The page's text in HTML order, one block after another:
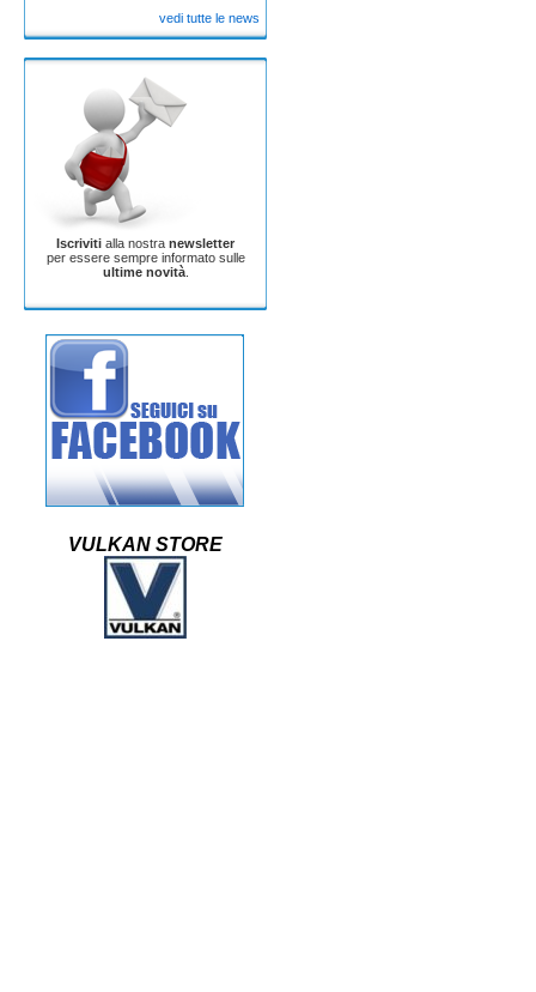
vedi tutte le news
Iscriviti alla nostra newsletter
per essere sempre informato sulle
ultime novità.
VULKAN STORE